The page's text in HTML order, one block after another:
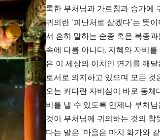
룩한 부처님과 가르침과 승가에
귀의란 '피난처로 삼겠다'는 뜻
서 흔히 말하는 순종 혹은 복종
속에 다름 아니다. 지혜와 자비
은 이 세상의 이치인 연기를 깨
로서로 의지하고 있으며 모든
오는 커다란 자비심이 바로 동체
비를 낼 수 있도록 언제나 부처
것이 부처님께 귀의하는 것의 참
다는 말은 '마음은 마치 화가와